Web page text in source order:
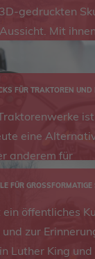
gedruckten
Mit
Tiroler
FÜR TRAKTOREN
eine
anderem für
FÜR GROSSFORMATIGE
ein öffentliches
und zur
Luther King und